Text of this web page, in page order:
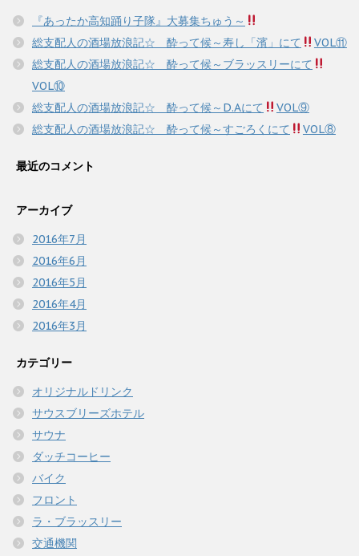
『あったか高知踊り子隊』大募集ちゅう～
総支配人の酒場放浪記☆ 酔って候～寿し「濱」にて
VOL⑪
総支配人の酒場放浪記☆ 酔って候～ブラッスリーにて
VOL⑩
総支配人の酒場放浪記☆ 酔って候～D.Aにて
VOL⑨
総支配人の酒場放浪記☆ 酔って候～すごろくにて
VOL⑧
最近のコメント
アーカイブ
2016年7月
2016年6月
2016年5月
2016年4月
2016年3月
カテゴリー
オリジナルドリンク
サウスブリーズホテル
サウナ
ダッチコーヒー
バイク
フロント
ラ・ブラッスリー
交通機関